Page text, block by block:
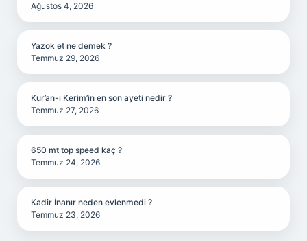
Ağustos 4, 2026
Yazok et ne demek ?
Temmuz 29, 2026
Kur’an-ı Kerim’in en son ayeti nedir ?
Temmuz 27, 2026
650 mt top speed kaç ?
Temmuz 24, 2026
Kadir İnanır neden evlenmedi ?
Temmuz 23, 2026